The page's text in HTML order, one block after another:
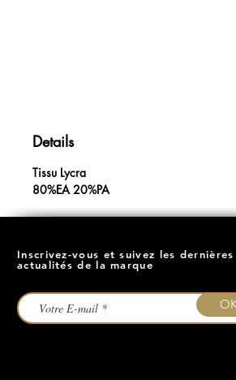
Details
Tissu Lycra
80%EA 20%PA
Inscrivez-vous et suivez les dernières
actualités de la marque